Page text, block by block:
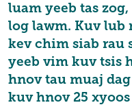
luam yeeb tas
log lawm. Kuv lub
kev chim siab rau
yeeb vim kuv tsis
hnov tau muaj
kuv hnov 25 xyoos